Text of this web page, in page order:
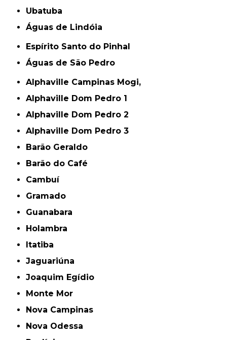
Ubatuba
Águas de Lindóia
Espírito Santo do Pinhal
Águas de São Pedro
Alphaville Campinas Mogi,
Alphaville Dom Pedro 1
Alphaville Dom Pedro 2
Alphaville Dom Pedro 3
Barão Geraldo
Barão do Café
Cambuí
Gramado
Guanabara
Holambra
Itatiba
Jaguariúna
Joaquim Egídio
Monte Mor
Nova Campinas
Nova Odessa